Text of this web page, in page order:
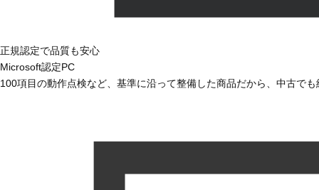
正規認定で品質も安心
Microsoft認定PC
100項目の動作点検など、基準に沿って整備した商品だから、中古で